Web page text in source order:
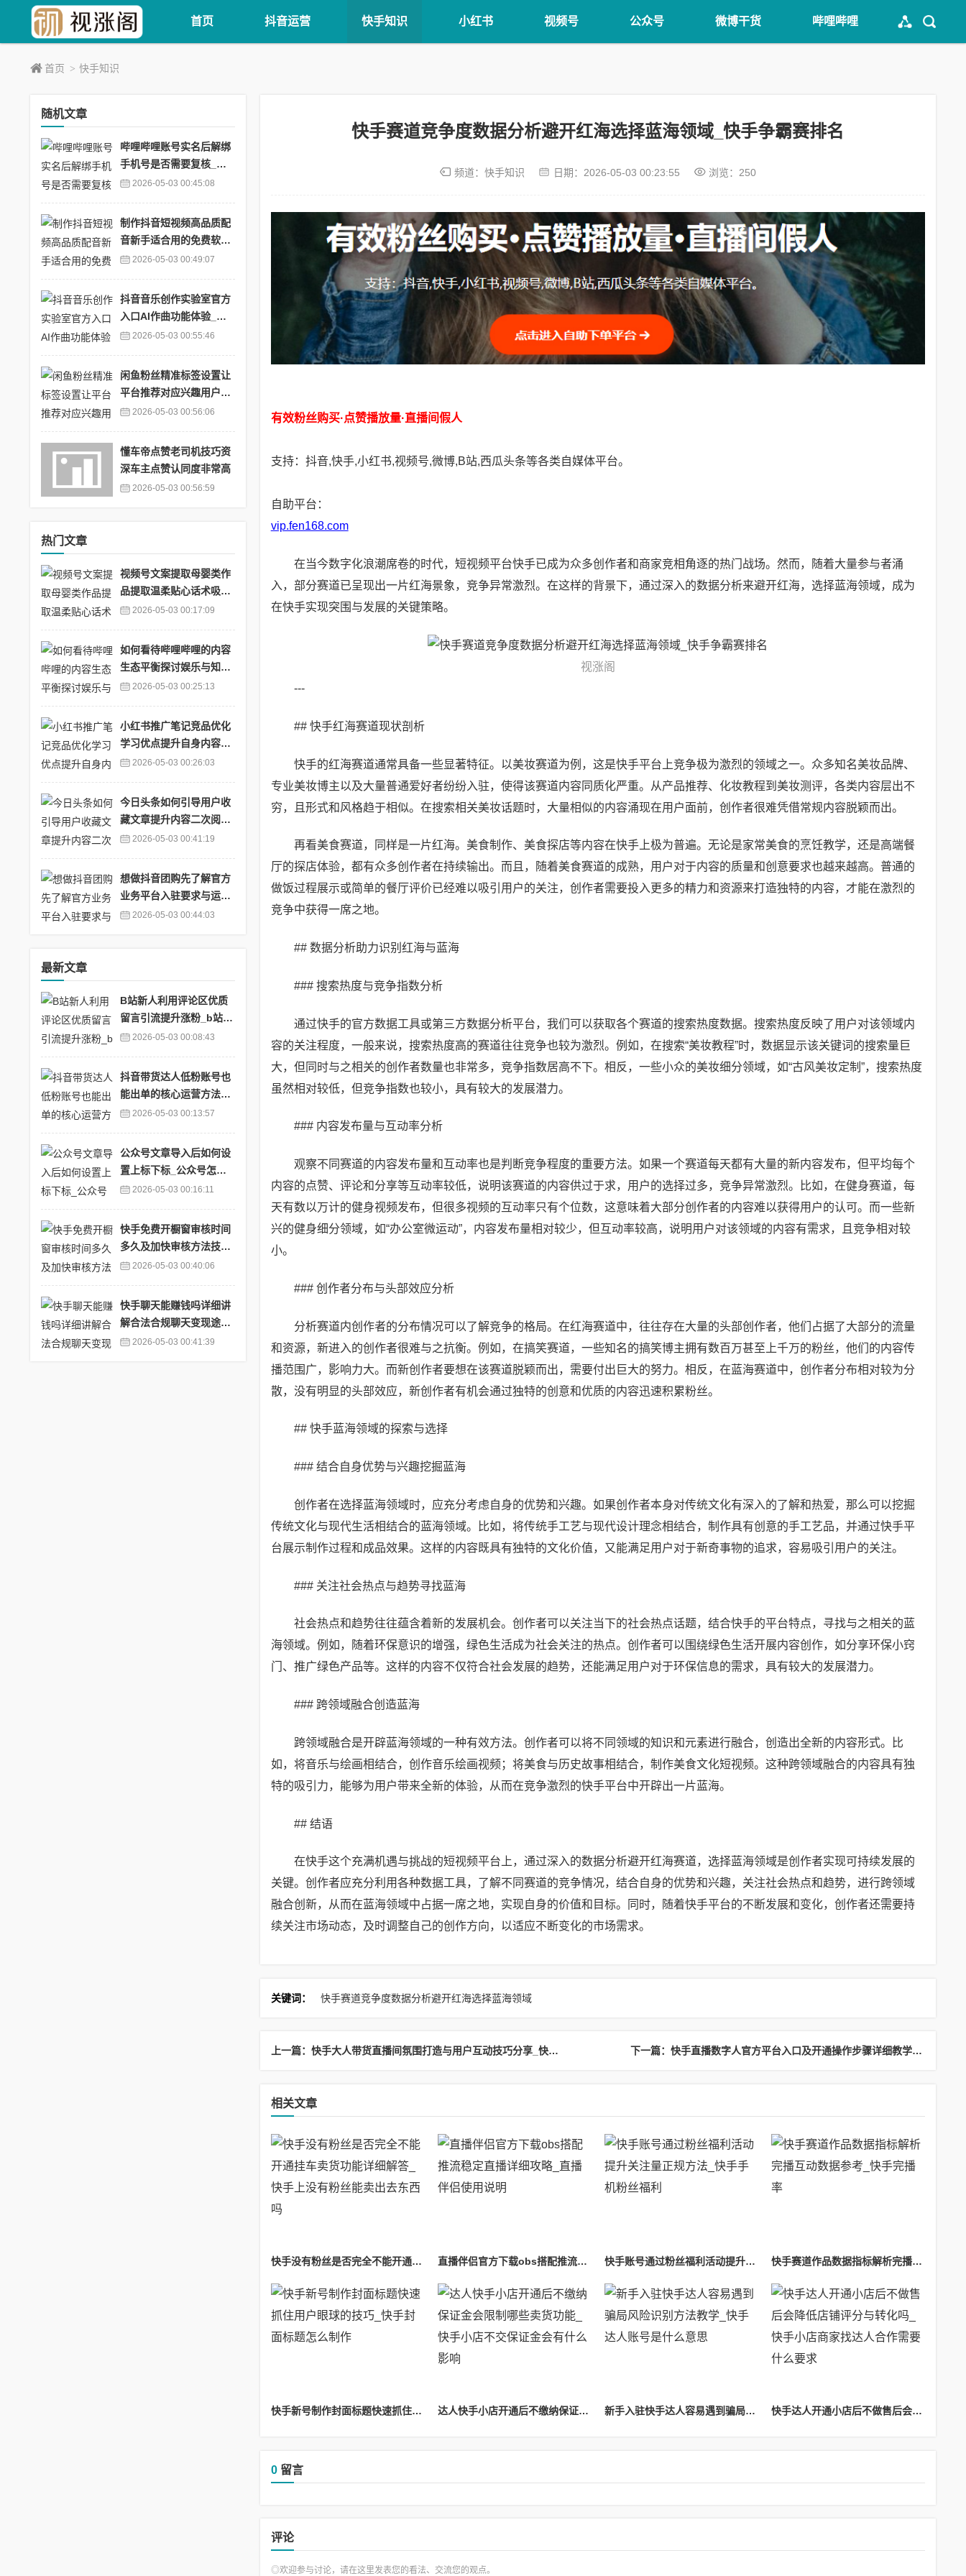
首页 抖音运营 快手知识 小红书 视频号 公众号 微博干货 哔哩哔哩
首页 > 快手知识
随机文章
哔哩哔哩账号实名后解绑
手机号是否需要复核_哔
哩哔哩账号实名后解绑手
2026-05-03 00:45:08
制作抖音短视频高品质配
音新手适合用的免费软件
推荐_抖音短视频配音用
2026-05-03 00:49:07
抖音音乐创作实验室官方
入口AI作曲功能体验_抖
音音乐馆创作的原声
2026-05-03 00:55:46
闲鱼粉丝精准标签设置让
平台推荐对应兴趣用户_
闲鱼怎么进标签专区
2026-05-03 00:56:06
懂车帝点赞老司机技巧资
深车主点赞认同度非常高
2026-05-03 00:56:59
热门文章
视频号文案提取母婴类作
品提取温柔贴心话术吸引
宝妈群体_视频号一键提
2026-05-03 00:17:09
如何看待哔哩哔哩的内容
生态平衡探讨娱乐与知识
内容比例_分析哔哩哔哩
2026-05-03 00:25:13
小红书推广笔记竞品优化
学习优点提升自身内容_
小红书竞价推广方案
2026-05-03 00:26:03
今日头条如何引导用户收
藏文章提升内容二次阅读
概率_在今日头条发文章
2026-05-03 00:41:19
想做抖音团购先了解官方
业务平台入驻要求与运营
思路_抖音团购服务有什
2026-05-03 00:44:03
最新文章
B站新人利用评论区优质
留言引流提升涨粉_b站评
论点赞机制
2026-05-03 00:08:43
抖音带货达人低粉账号也
能出单的核心运营方法分
享_抖音粉丝少怎么带货
2026-05-03 00:13:57
公众号文章导入后如何设
置上标下标_公众号怎么
添加标签
2026-05-03 00:16:11
快手免费开橱窗审核时间
多久及加快审核方法技巧
分享_快手商品橱窗用交
2026-05-03 00:40:06
快手聊天能赚钱吗详细讲
解合法合规聊天变现途径
_用快手聊天方便吗
2026-05-03 00:41:39
快手赛道竞争度数据分析避开红海选择蓝海领域_快手争霸赛排名
频道： 快手知识 日期： 2026-05-03 00:23:55 浏览：250
有效粉丝购买·点赞播放量·直播间假人
支持：抖音,快手,小红书,视频号,微博,B站,西瓜头条等各类自媒体平台。
自助平台：
vip.fen168.com
在当今数字化浪潮席卷的时代，短视频平台快手已成为众多创作者和商家竞相角逐的热门战场。然而，随着大量参与者涌
入，部分赛道已呈现出一片红海景象，竞争异常激烈。在这样的背景下，通过深入的数据分析来避开红海，选择蓝海领域，成为
在快手实现突围与发展的关键策略。
视涨阁
---
## 快手红海赛道现状剖析
快手的红海赛道通常具备一些显著特征。以美妆赛道为例，这是快手平台上竞争极为激烈的领域之一。众多知名美妆品牌、
专业美妆博主以及大量普通爱好者纷纷入驻，使得该赛道内容同质化严重。从产品推荐、化妆教程到美妆测评，各类内容层出不
穷，且形式和风格趋于相似。在搜索相关美妆话题时，大量相似的内容涌现在用户面前，创作者很难凭借常规内容脱颖而出。
再看美食赛道，同样是一片红海。美食制作、美食探店等内容在快手上极为普遍。无论是家常美食的烹饪教学，还是高端餐
厅的探店体验，都有众多创作者在持续输出。而且，随着美食赛道的成熟，用户对于内容的质量和创意要求也越来越高。普通的
做饭过程展示或简单的餐厅评价已经难以吸引用户的关注，创作者需要投入更多的精力和资源来打造独特的内容，才能在激烈的
竞争中获得一席之地。
## 数据分析助力识别红海与蓝海
### 搜索热度与竞争指数分析
通过快手的官方数据工具或第三方数据分析平台，我们可以获取各个赛道的搜索热度数据。搜索热度反映了用户对该领域内
容的关注程度，一般来说，搜索热度高的赛道往往竞争也较为激烈。例如，在搜索“美妆教程”时，数据显示该关键词的搜索量巨
大，但同时与之相关的创作者数量也非常多，竞争指数居高不下。相反，一些小众的美妆细分领域，如“古风美妆定制”，搜索热度
虽然相对较低，但竞争指数也较小，具有较大的发展潜力。
### 内容发布量与互动率分析
观察不同赛道的内容发布量和互动率也是判断竞争程度的重要方法。如果一个赛道每天都有大量的新内容发布，但平均每个
内容的点赞、评论和分享等互动率较低，说明该赛道的内容供过于求，用户的选择过多，竞争异常激烈。比如，在健身赛道，每
天有数以万计的健身视频发布，但很多视频的互动率只有个位数，这意味着大部分创作者的内容难以获得用户的认可。而一些新
兴的健身细分领域，如“办公室微运动”，内容发布量相对较少，但互动率较高，说明用户对该领域的内容有需求，且竞争相对较
小。
### 创作者分布与头部效应分析
分析赛道内创作者的分布情况可以了解竞争的格局。在红海赛道中，往往存在大量的头部创作者，他们占据了大部分的流量
和资源，新进入的创作者很难与之抗衡。例如，在搞笑赛道，一些知名的搞笑博主拥有数百万甚至上千万的粉丝，他们的内容传
播范围广，影响力大。而新创作者要想在该赛道脱颖而出，需要付出巨大的努力。相反，在蓝海赛道中，创作者分布相对较为分
散，没有明显的头部效应，新创作者有机会通过独特的创意和优质的内容迅速积累粉丝。
## 快手蓝海领域的探索与选择
### 结合自身优势与兴趣挖掘蓝海
创作者在选择蓝海领域时，应充分考虑自身的优势和兴趣。如果创作者本身对传统文化有深入的了解和热爱，那么可以挖掘
传统文化与现代生活相结合的蓝海领域。比如，将传统手工艺与现代设计理念相结合，制作具有创意的手工艺品，并通过快手平
台展示制作过程和成品效果。这样的内容既具有独特的文化价值，又能满足用户对于新奇事物的追求，容易吸引用户的关注。
### 关注社会热点与趋势寻找蓝海
社会热点和趋势往往蕴含着新的发展机会。创作者可以关注当下的社会热点话题，结合快手的平台特点，寻找与之相关的蓝
海领域。例如，随着环保意识的增强，绿色生活成为社会关注的热点。创作者可以围绕绿色生活开展内容创作，如分享环保小窍
门、推广绿色产品等。这样的内容不仅符合社会发展的趋势，还能满足用户对于环保信息的需求，具有较大的发展潜力。
### 跨领域融合创造蓝海
跨领域融合是开辟蓝海领域的一种有效方法。创作者可以将不同领域的知识和元素进行融合，创造出全新的内容形式。比
如，将音乐与绘画相结合，创作音乐绘画视频；将美食与历史故事相结合，制作美食文化短视频。这种跨领域融合的内容具有独
特的吸引力，能够为用户带来全新的体验，从而在竞争激烈的快手平台中开辟出一片蓝海。
## 结语
在快手这个充满机遇与挑战的短视频平台上，通过深入的数据分析避开红海赛道，选择蓝海领域是创作者实现可持续发展的
关键。创作者应充分利用各种数据工具，了解不同赛道的竞争情况，结合自身的优势和兴趣，关注社会热点和趋势，进行跨领域
融合创新，从而在蓝海领域中占据一席之地，实现自身的价值和目标。同时，随着快手平台的不断发展和变化，创作者还需要持
续关注市场动态，及时调整自己的创作方向，以适应不断变化的市场需求。
关键词： 快手赛道竞争度数据分析避开红海选择蓝海领域
上一篇：快手大人带货直播间氛围打造与用户互动技巧分享_快手个人直播带货 下一篇：快手直播数字人官方平台入口及开通操作步骤详细教学_快手主播数字称号怎么来的
相关文章
快手没有粉丝是否完全不能开通挂车卖货功能详细解答_快手上没有粉丝能卖出去东西吗 直播伴侣官方下载obs搭配推流稳定直播详细攻略_直播伴侣使用说明 快手账号通过粉丝福利活动提升关注量正规方法_快手手机粉丝福利 快手赛道作品数据指标解析完播互动数据参考_快手完播率
快手新号制作封面标题快速抓住用户眼球的技巧_快手封面标题怎么制作 达人快手小店开通后不缴纳保证金会限制哪些卖货功能_快手小店不交保证金会有什么影响 新手入驻快手达人容易遇到骗局风险识别方法教学_快手达人账号是什么意思 快手达人开通小店后不做售后会降低店铺评分与转化吗_快手小店商家找达人合作需要什么要求
0留言
评论
◎欢迎参与讨论，请在这里发表您的看法、交流您的观点。